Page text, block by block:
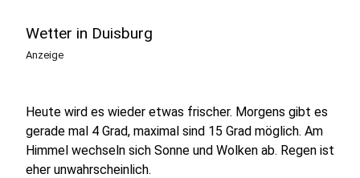
Wetter in Duisburg
Anzeige
Heute wird es wieder etwas frischer. Morgens gibt es
gerade mal 4 Grad, maximal sind 15 Grad möglich. Am
Himmel wechseln sich Sonne und Wolken ab. Regen ist
eher unwahrscheinlich.